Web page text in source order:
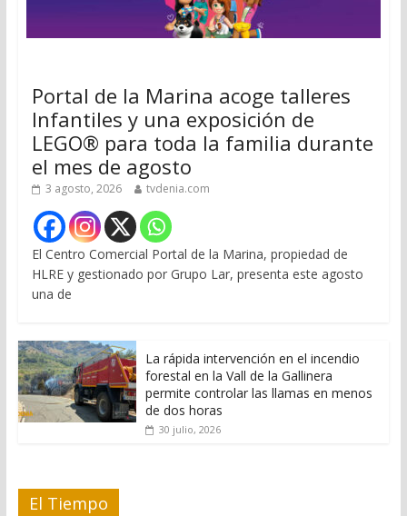
Portal de la Marina acoge talleres
Infantiles y una exposición de
LEGO® para toda la familia durante
el mes de agosto
3 agosto, 2026 tvdenia.com
El Centro Comercial Portal de la Marina, propiedad de
HLRE y gestionado por Grupo Lar, presenta este agosto
una de
La rápida intervención en el incendio
forestal en la Vall de la Gallinera
permite controlar las llamas en menos
de dos horas
30 julio, 2026
El Tiempo